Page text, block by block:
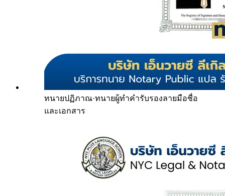
ทนายปฏิภาณ·ทนายผู้ทำคำรับรองลายมือชื่อ
และเอกสาร